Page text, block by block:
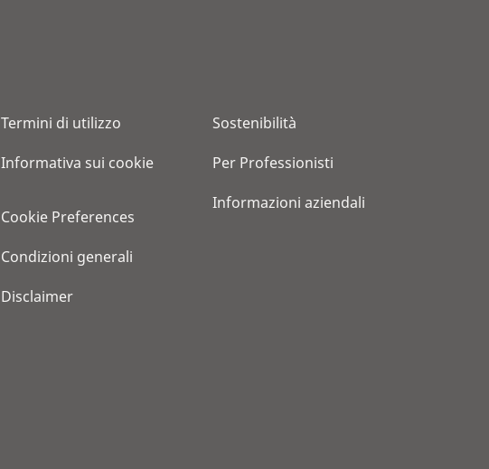
Termini di utilizzo
Informativa sui cookie
Cookie Preferences
Condizioni generali
Disclaimer
Sostenibilità
Per Professionisti
Informazioni aziendali